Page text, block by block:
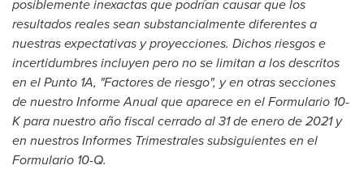
posiblemente inexactas que podrían causar que los
resultados reales sean substancialmente diferentes a
nuestras expectativas y proyecciones. Dichos riesgos e
incertidumbres incluyen pero no se limitan a los descritos
en el Punto 1A, "Factores de riesgo", y en otras secciones
de nuestro Informe Anual que aparece en el Formulario 10-
K para nuestro año fiscal cerrado al 31 de enero de 2021 y
en nuestros Informes Trimestrales subsiguientes en el
Formulario 10-Q.